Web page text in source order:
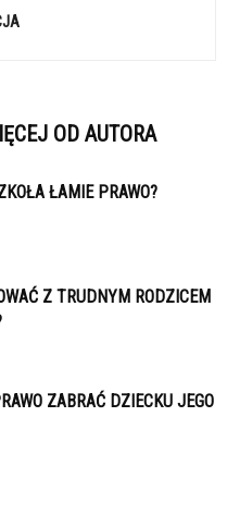
OD AUTORA
ŁAMIE PRAWO?
Z TRUDNYM RODZICEM
ZABRAĆ DZIECKU JEGO